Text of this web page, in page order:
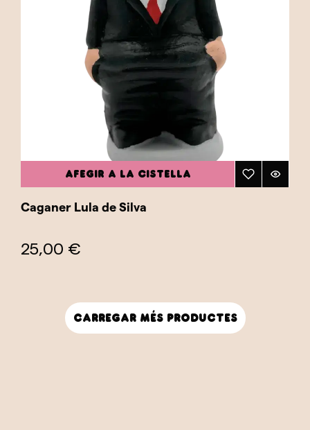
AFEGIR A LA CISTELLA
Caganer Lula de Silva
25,00 €
Carregar més productes